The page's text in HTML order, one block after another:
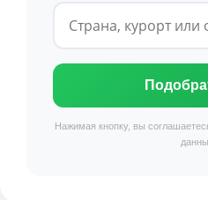
Нажимая кнопку, вы